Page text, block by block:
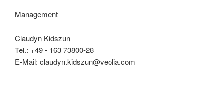
Management
Claudyn Kidszun
Tel.: +49 - 163 73800-28
E-Mail: claudyn.kidszun@veolia.com